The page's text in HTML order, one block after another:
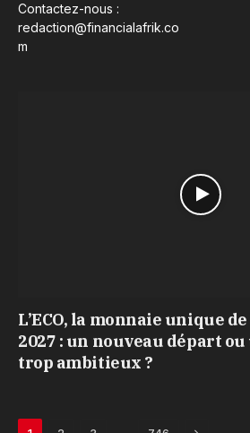
Contactez-nous :
redaction@financialafrik.co
m
L’ECO, la monnaie unique de
2027 : un nouveau départ
trop ambitieux ?